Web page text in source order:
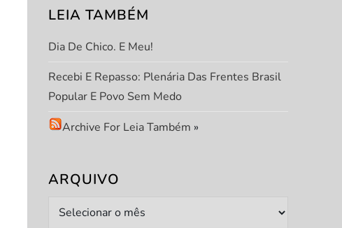
LEIA TAMBÉM
Dia De Chico. E Meu!
Recebi E Repasso: Plenária Das Frentes Brasil
Popular E Povo Sem Medo
Archive For Leia Também »
ARQUIVO
Arquivo